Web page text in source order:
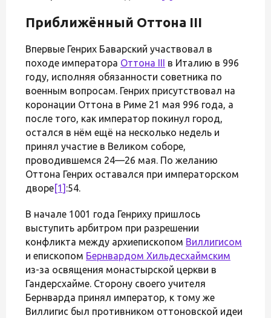
Приближённый Оттона III
Впервые Генрих Баварский участвовал в
походе императора Оттона III в Италию в 996
году, исполняя обязанности советника по
военным вопросам. Генрих присутствовал на
коронации Оттона в Риме 21 мая 996 года, а
после того, как император покинул город,
остался в нём ещё на несколько недель и
принял участие в Великом соборе,
проводившемся 24—26 мая. По желанию
Оттона Генрих оставался при императорском
дворе[1] :54.
В начале 1001 года Генриху пришлось
выступить арбитром при разрешении
конфликта между архиепископом Виллигисом
и епископом Бернвардом Хильдесхаймским
из-за освящения монастырской церкви в
Гандерсхайме. Сторону своего учителя
Бернварда принял император, к тому же
Виллигис был противником оттоновской идеи